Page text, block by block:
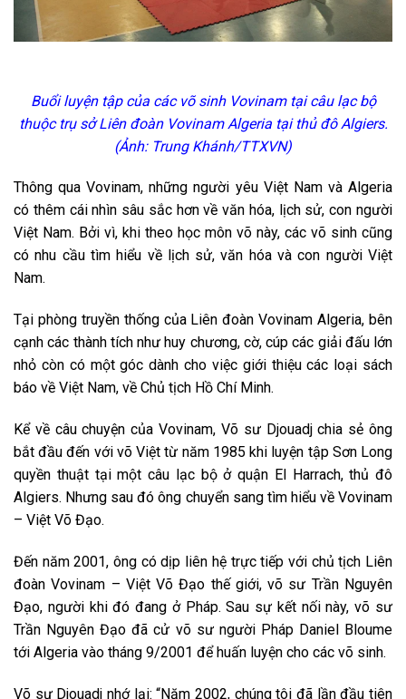
Buổi luyện tập của các võ sinh Vovinam tại câu lạc bộ
thuộc trụ sở Liên đoàn Vovinam Algeria tại thủ đô Algiers.
(Ảnh: Trung Khánh/TTXVN)
Thông qua Vovinam, những người yêu Việt Nam và Algeria
có thêm cái nhìn sâu sắc hơn về văn hóa, lịch sử, con người
Việt Nam. Bởi vì, khi theo học môn võ này, các võ sinh cũng
có nhu cầu tìm hiểu về lịch sử, văn hóa và con người Việt
Nam.
Tại phòng truyền thống của Liên đoàn Vovinam Algeria, bên
cạnh các thành tích như huy chương, cờ, cúp các giải đấu lớn
nhỏ còn có một góc dành cho việc giới thiệu các loại sách
báo về Việt Nam, về Chủ tịch Hồ Chí Minh.
Kể về câu chuyện của Vovinam, Võ sư Djouadj chia sẻ ông
bắt đầu đến với võ Việt từ năm 1985 khi luyện tập Sơn Long
quyền thuật tại một câu lạc bộ ở quận El Harrach, thủ đô
Algiers. Nhưng sau đó ông chuyển sang tìm hiểu về Vovinam
– Việt Võ Đạo.
Đến năm 2001, ông có dịp liên hệ trực tiếp với chủ tịch Liên
đoàn Vovinam – Việt Võ Đạo thế giới, võ sư Trần Nguyên
Đạo, người khi đó đang ở Pháp. Sau sự kết nối này, võ sư
Trần Nguyên Đạo đã cử võ sư người Pháp Daniel Bloume
tới Algeria vào tháng 9/2001 để huấn luyện cho các võ sinh.
Võ sư Djouadj nhớ lại: “Năm 2002, chúng tôi đã lần đầu tiên